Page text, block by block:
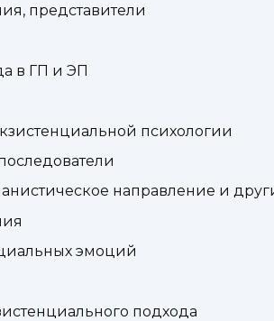
представители
в ГП и ЭП
психологии
направление и
эмоций
подхода